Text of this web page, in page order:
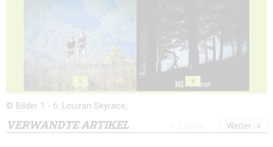
5 6
© Bilder 1 - 6: Louzan Skyrace;
VERWANDTE ARTIKEL Weiter